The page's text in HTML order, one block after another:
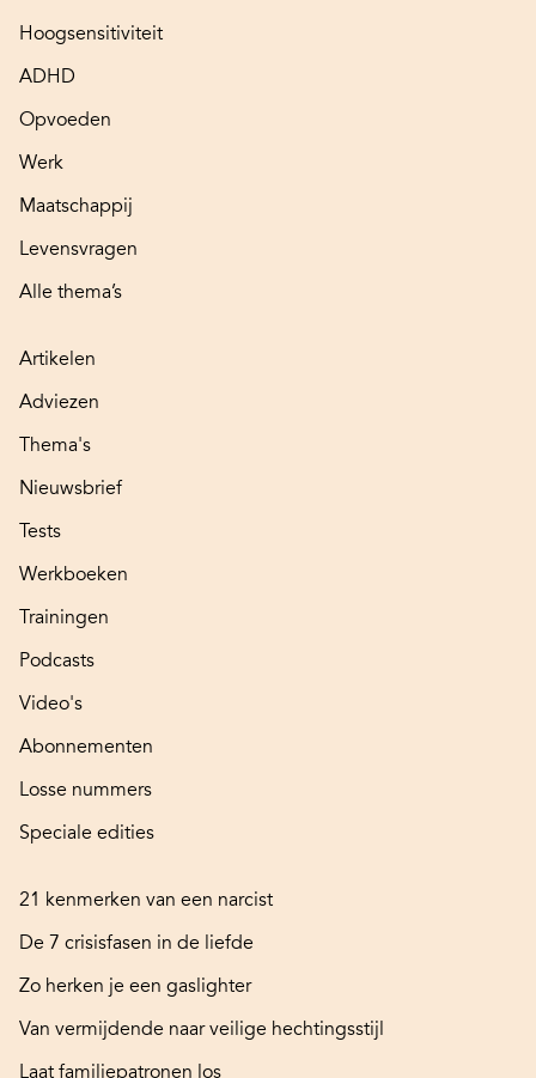
Hoogsensitiviteit
ADHD
Opvoeden
Werk
Maatschappij
Levensvragen
Alle thema’s
Artikelen
Adviezen
Thema's
Nieuwsbrief
Tests
Werkboeken
Trainingen
Podcasts
Video's
Abonnementen
Losse nummers
Speciale edities
21 kenmerken van een narcist
De 7 crisisfasen in de liefde
Zo herken je een gaslighter
Van vermijdende naar veilige hechtingsstijl
Laat familiepatronen los